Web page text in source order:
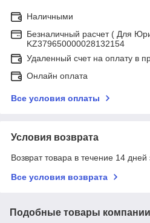
Наличными
Безналичный расчет ( Для
KZ379650000028132154
Удаленный счет на оплату в
Онлайн оплата
Все условия оплаты
Условия возврата
Возврат товара в течение 14 дней
Все условия возврата
Подобные товары компании